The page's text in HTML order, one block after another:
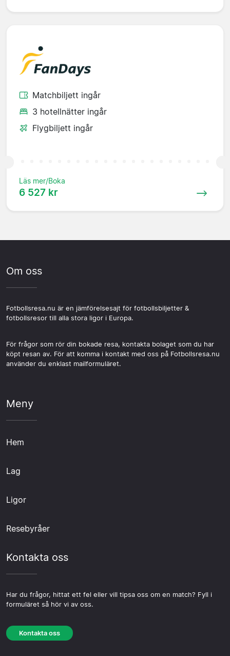
Matchbiljett ingår
3 hotellnätter ingår
Flygbiljett ingår
Läs mer/Boka
6 527 kr
Om oss
Fotbollsresa.nu är en jämförelsesajt för fotbollsbiljetter &
fotbollsresor till alla stora ligor i Europa.
För frågor som rör din bokade resa, kontakta bolaget som du har
köpt resan av. För att komma i kontakt med oss på Fotbollsresa.nu
använder du enklast mailformuläret.
Meny
Hem
Lag
Ligor
Resebyråer
Kontakta oss
Har du frågor, hittat ett fel eller vill tipsa oss om en match? Fyll i
formuläret så hör vi av oss.
Kontakta oss